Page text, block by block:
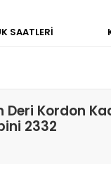
SAATLERİ
Deri Kordon
2332